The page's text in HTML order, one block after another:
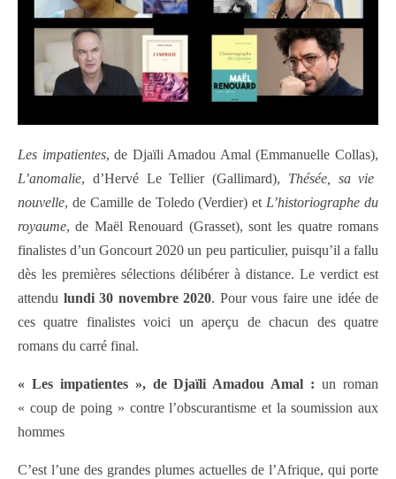
Les impatientes, de Djaïli Amadou Amal (Emmanuelle Collas),
L’anomalie, d’Hervé Le Tellier (Gallimard), Thésée, sa vie
nouvelle, de Camille de Toledo (Verdier) et L’historiographe du
royaume, de Maël Renouard (Grasset), sont les quatre romans
finalistes d’un Goncourt 2020 un peu particulier, puisqu’il a fallu
dès les premières sélections délibérer à distance. Le verdict est
attendu lundi 30 novembre 2020. Pour vous faire une idée de
ces quatre finalistes voici un aperçu de chacun des quatre
romans du carré final.
« Les impatientes », de Djaïli Amadou Amal : un roman
« coup de poing » contre l’obscurantisme et la soumission aux
hommes
C’est l’une des grandes plumes actuelles de l’Afrique, qui porte